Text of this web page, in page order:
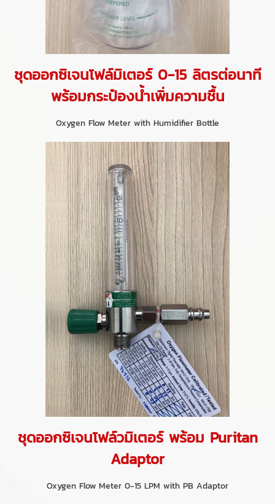
ชุดออกซิเจนโฟล์มิเตอร์ 0-15 ลิตรต่อนาที
พร้อมกระป๋องน้ำเพิ่มความชื้น
Oxygen Flow Meter with Humidifier Bottle
ชุดออกซิเจนโฟล์วมิเตอร์ พร้อม Puritan
Adaptor
Oxygen Flow Meter 0-15 LPM with PB Adaptor